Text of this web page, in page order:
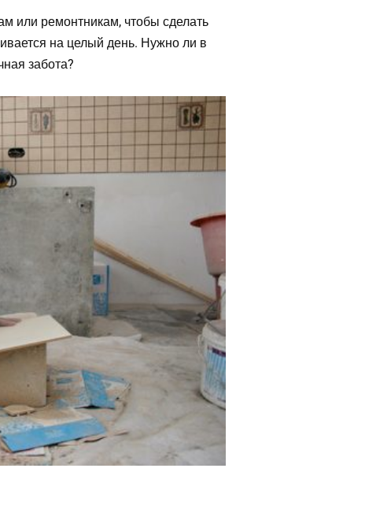
или ремонтникам, чтобы сделать
на целый день. Нужно ли в
забота?